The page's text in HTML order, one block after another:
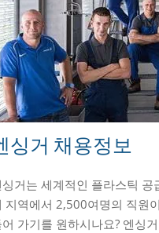
싱거 채용정보
싱거는 세계적인 플라스틱
지역에서 2,500여명의 직원
어 가기를 원하시나요? 엔싱